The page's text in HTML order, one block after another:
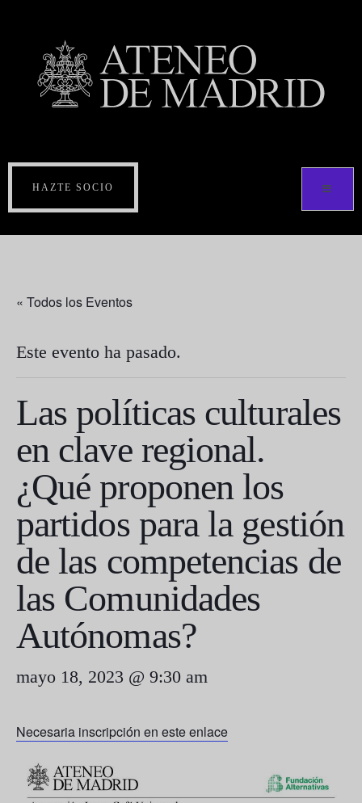
HAZTE SOCIO
« Todos los Eventos
Este evento ha pasado.
Las políticas culturales
en clave regional.
¿Qué proponen los
partidos para la gestión
de las competencias de
las Comunidades
Autónomas?
mayo 18, 2023 @ 9:30 am
Necesaria inscripción en este enlace